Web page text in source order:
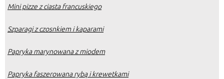
Mini pizze z ciasta francuskiego
Szparagi z czosnkiem i kaparami
Papryka marynowana z miodem
Papryka faszerowana rybą i krewetkami